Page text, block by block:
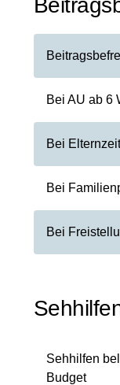
Bei AU ab 6
Bei Elternzeit
Bei
Bei
Sehhilfen
Budget